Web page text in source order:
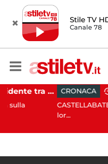
Stile TV
Canale 78
Pontecagnano, incidente tra due auto: 4 feriti CRONACA 15:36
CASTELLABATE.